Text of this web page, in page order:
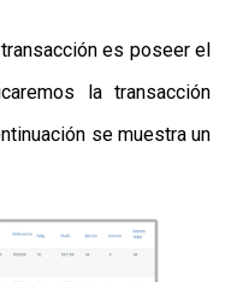
es poseer el
la transacción
se muestra un